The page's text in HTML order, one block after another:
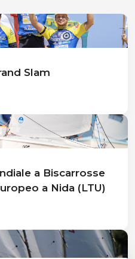
Slam
a Biscarrosse
a Nida (LTU)